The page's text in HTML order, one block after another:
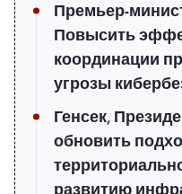
Премьер-
Повысить
координации
угрозы
Генсек,
обновить
развитию